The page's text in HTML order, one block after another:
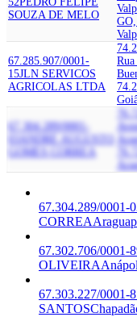
SOUZA DE MELO
67.285.907/0001-
15JLN SERVICOS
AGRICOLAS LTDA
67.304.289/0001-
ANDRE AUGUSTO
GOMES CORREA
67.304.289/0001-
CORREA
67.302.706/0001-
OLIVEIRA
67.303.227/0001-
SANTOS